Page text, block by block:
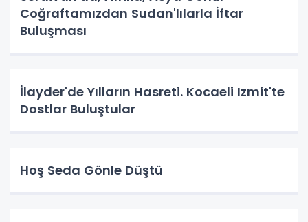
Coğraftamızdan Sudan'lılarla İftar
Buluşması
İlayder'de Yılların Hasreti. Kocaeli Izmit'te
Dostlar Buluştular
Hoş Seda Gönle Düştü